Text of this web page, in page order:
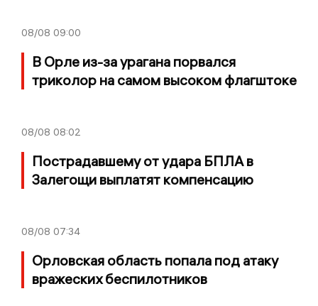
08/08 09:00
В Орле из-за урагана порвался
триколор на самом высоком флагштоке
08/08 08:02
Пострадавшему от удара БПЛА в
Залегощи выплатят компенсацию
08/08 07:34
Орловская область попала под атаку
вражеских беспилотников